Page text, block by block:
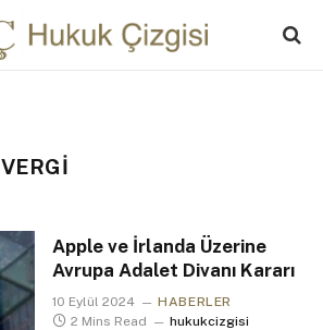
VERGI
Apple ve İrlanda Üzerine
Avrupa Adalet Divanı Kararı
10 Eylül 2024
HABERLER
2 Mins Read
hukukcizgisi